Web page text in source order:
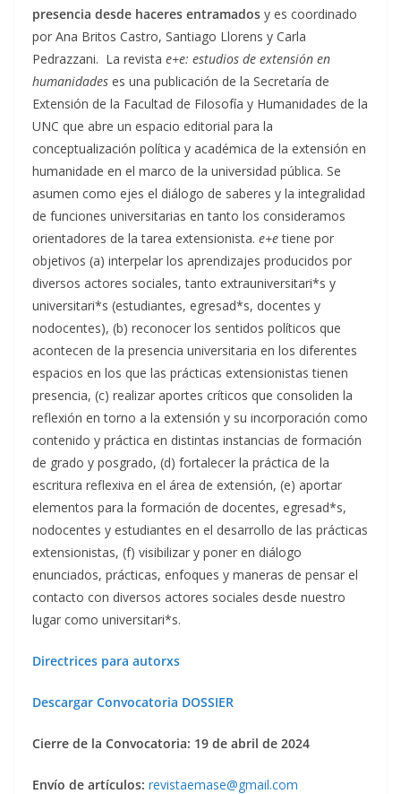
presencia desde haceres entramados y es coordinado
por Ana Britos Castro, Santiago Llorens y Carla
Pedrazzani. La revista e+e: estudios de extensión en
humanidades es una publicación de la Secretaría de
Extensión de la Facultad de Filosofía y Humanidades de la
UNC que abre un espacio editorial para la
conceptualización política y académica de la extensión en
humanidade en el marco de la universidad pública. Se
asumen como ejes el diálogo de saberes y la integralidad
de funciones universitarias en tanto los consideramos
orientadores de la tarea extensionista. e+etiene por
objetivos (a) interpelar los aprendizajes producidos por
diversos actores sociales, tanto extrauniversitari*s y
universitari*s (estudiantes, egresad*s, docentes y
nodocentes), (b) reconocer los sentidos políticos que
acontecen de la presencia universitaria en los diferentes
espacios en los que las prácticas extensionistas tienen
presencia, (c) realizar aportes críticos que consoliden la
reflexión en torno a la extensión y su incorporación como
contenido y práctica en distintas instancias de formación
de grado y posgrado, (d) fortalecer la práctica de la
escritura reflexiva en el área de extensión, (e) aportar
elementos para la formación de docentes, egresad*s,
nodocentes y estudiantes en el desarrollo de las prácticas
extensionistas, (f) visibilizar y poner en diálogo
enunciados, prácticas, enfoques y maneras de pensar el
contacto con diversos actores sociales desde nuestro
lugar como universitari*s.
Directrices para autorxs
Descargar Convocatoria DOSSIER
Cierre de la Convocatoria: 19 de abril de 2024
Envío de artículos: revistaemase@gmail.com